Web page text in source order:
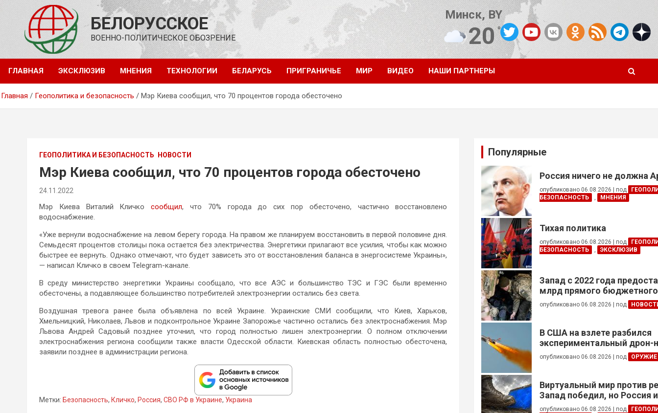
содержимому
БЕЛОРУССКОЕ
ВОЕННО-ПОЛИТИЧЕСКОЕ ОБОЗРЕНИЕ
Минск, BY
20°C
Погода от OpenWeatherMap
ГЛАВНАЯ ЭКСКЛЮЗИВ МНЕНИЯ ТЕХНОЛОГИИ БЕЛАРУСЬ ПРИГРАНИЧЬЕ МИР ВИДЕО НАШИ ПАРТНЕРЫ
Главная Геополитика и безопасность Мэр Киева сообщил, что 70 процентов города обесточено
ГЕОПОЛИТИКА И БЕЗОПАСНОСТЬ НОВОСТИ
Мэр Киева сообщил, что 70 процентов города обесточено
24.11.2022
Мэр Киева Виталий Кличкосообщил, что 70% города до сих пор обесточено, частично восстановлено
водоснабжение.
«Уже вернули водоснабжение на левом берегу города. На правом же планируем восстановить в первой половине дня.
Семьдесят процентов столицы пока остается без электричества. Энергетики прилагают все усилия, чтобы как можно
быстрее ее вернуть. Однако отмечают, что будет зависеть это от восстановления баланса в энергосистеме Украины»,
— написал Кличко в своем Telegram-канале.
В среду министерство энергетики Украины сообщало, что все АЭС и большинство ТЭС и ГЭС были временно
обесточены, а подавляющее большинство потребителей электроэнергии остались без света.
Воздушная тревога ранее была объявлена по всей Украине. Украинские СМИ сообщили, что Киев, Харьков,
Хмельницкий, Николаев, Львов и подконтрольное Украине Запорожье частично остались без электроснабжения. Мэр
Львова Андрей Садовый позднее уточнил, что город полностью лишен электроэнергии. О полном отключении
электроснабжения региона сообщили также власти Одесской области. Киевская область полностью обесточена,
заявили позднее в администрации региона.
Метки: Безопасность, Кличко, Россия, СВО РФ в Украине, Украина
Популярные
Россия ничего не должна
опубликовано 06.08.2026 под
БЕЗОПАСНОСТЬ
, МНЕНИЯ
Тихая политика
опубликовано 06.08.2026 под
БЕЗОПАСНОСТЬ
, ЭКСКЛЮЗИВ
Запад с 2022 года
млрд прямого бюджетного
финансирования — глава
Украины
опубликовано 06.08.2026 под
В США на взлете разбился
экспериментальный дрон-
опубликовано 06.08.2026 под ОРУЖИЕ
Виртуальный мир против
Запад победил, но Россия
опубликовано 06.08.2026 под